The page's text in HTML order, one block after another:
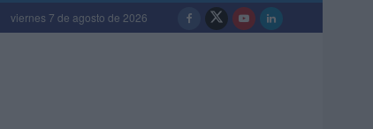
viernes 7 de agosto de 2026